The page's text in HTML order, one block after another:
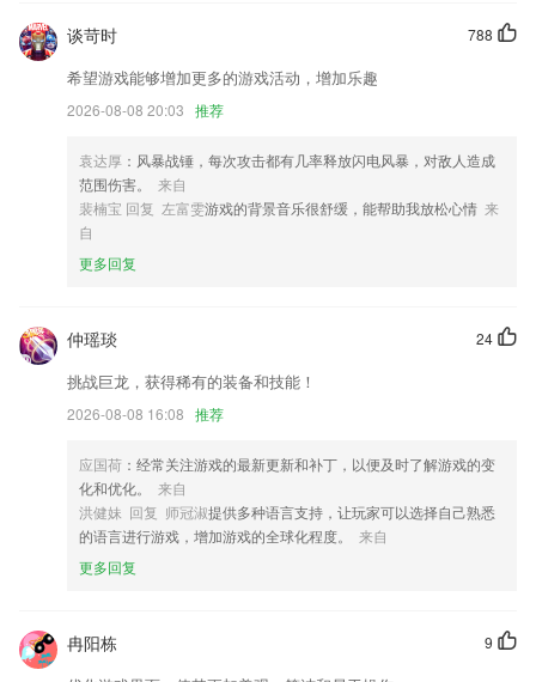
最全历年真题汇总
最精准澳门免费资料大全更新了什么?
增加整体转零散类型订单，支持批量更改置换状态
增加莱宝的显示屏识别。
考勤统计时长数据优化
优化部分场景耳机断开连接未及时响应问题
文件详情卡住问题修复
联系我们
以上就是最精准澳门免费资料大全的介绍，如果您喜欢这款软件，您可以
到应用商店进行打分评论，说出您的使用经历，以帮助我们更好的对产品
788
谈苛时
希望游戏能够增加更多的游戏活动，增加乐趣
2026-08-08 20:03 推荐
袁达厚 ：风暴战锤，每次攻击都有几率释放闪电风暴，对敌人造成
范围伤害。
来自
裴楠宝 回复 左富雯游戏的背景音乐很舒缓，能帮助我放松心情 来
自
更多回复
24
仲瑶琰
挑战巨龙，获得稀有的装备和技能！
2026-08-08 16:08 推荐
应国荷 ：经常关注游戏的最新更新和补丁，以便及时了解游戏的变
化和优化。
来自
洪健妹 回复 师冠淑提供多种语言支持，让玩家可以选择自己熟悉
的语言进行游戏，增加游戏的全球化程度。
来自
更多回复
9
冉阳栋